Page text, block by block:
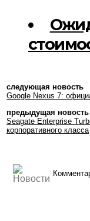
следующая новость
Google Nexus 7:
предыдущая новость
Seagate Enterprise
корпоративного класса